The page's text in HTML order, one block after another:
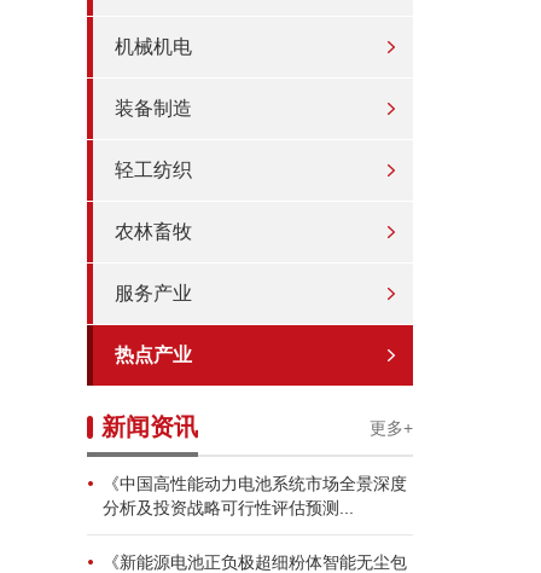
机械机电
装备制造
轻工纺织
农林畜牧
服务产业
热点产业
新闻资讯 更多+
《中国高性能动力电池系统市场全景深度
分析及投资战略可行性评估预测...
《新能源电池正负极超细粉体智能无尘包